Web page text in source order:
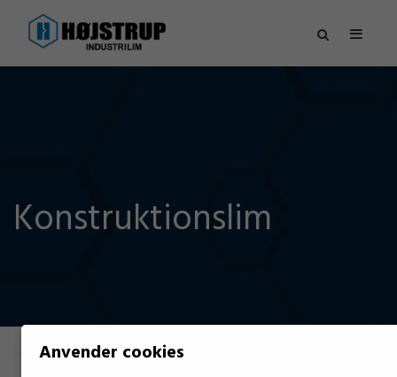
Konstruktionslim
Anvender cookies